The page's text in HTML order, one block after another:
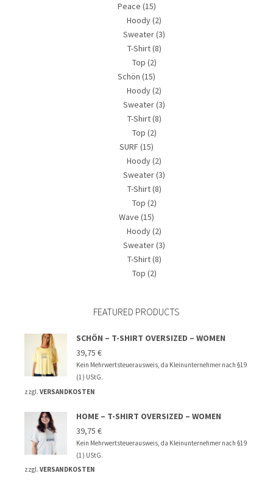
Peace (15)
Hoody(2)
Sweater(3)
T-Shirt(8)
Top (2)
Schön (15)
Hoody(2)
Sweater(3)
T-Shirt(8)
Top (2)
SURF (15)
Hoody(2)
Sweater(3)
T-Shirt(8)
Top (2)
Wave (15)
Hoody(2)
Sweater(3)
T-Shirt(8)
Top (2)
FEATURED PRODUCTS
SCHÖN – T-SHIRT OVERSIZED – WOMEN
39,75 €
Kein Mehrwertsteuerausweis, da Kleinunternehmer nach §19
(1) UStG.
zzgl. VERSANDKOSTEN
HOME – T-SHIRT OVERSIZED – WOMEN
39,75 €
Kein Mehrwertsteuerausweis, da Kleinunternehmer nach §19
(1) UStG.
zzgl. VERSANDKOSTEN